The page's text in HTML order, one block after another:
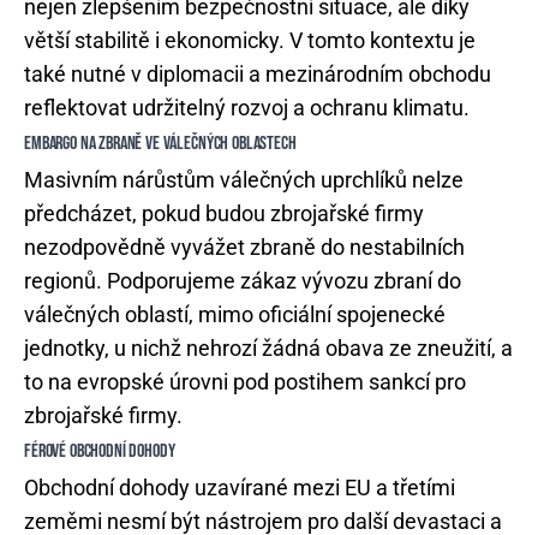
nejen zlepšením bezpečnostní situace, ale díky
větší stabilitě i ekonomicky. V tomto kontextu je
také nutné v diplomacii a mezinárodním obchodu
reflektovat udržitelný rozvoj a ochranu klimatu.
EMBARGO NA ZBRANĚ VE VÁLEČNÝCH OBLASTECH
Masivním nárůstům válečných uprchlíků nelze
předcházet, pokud budou zbrojařské firmy
nezodpovědně vyvážet zbraně do nestabilních
regionů. Podporujeme zákaz vývozu zbraní do
válečných oblastí, mimo oficiální spojenecké
jednotky, u nichž nehrozí žádná obava ze zneužití, a
to na evropské úrovni pod postihem sankcí pro
zbrojařské firmy.
FÉROVÉ OBCHODNÍ DOHODY
Obchodní dohody uzavírané mezi EU a třetími
zeměmi nesmí být nástrojem pro další devastaci a